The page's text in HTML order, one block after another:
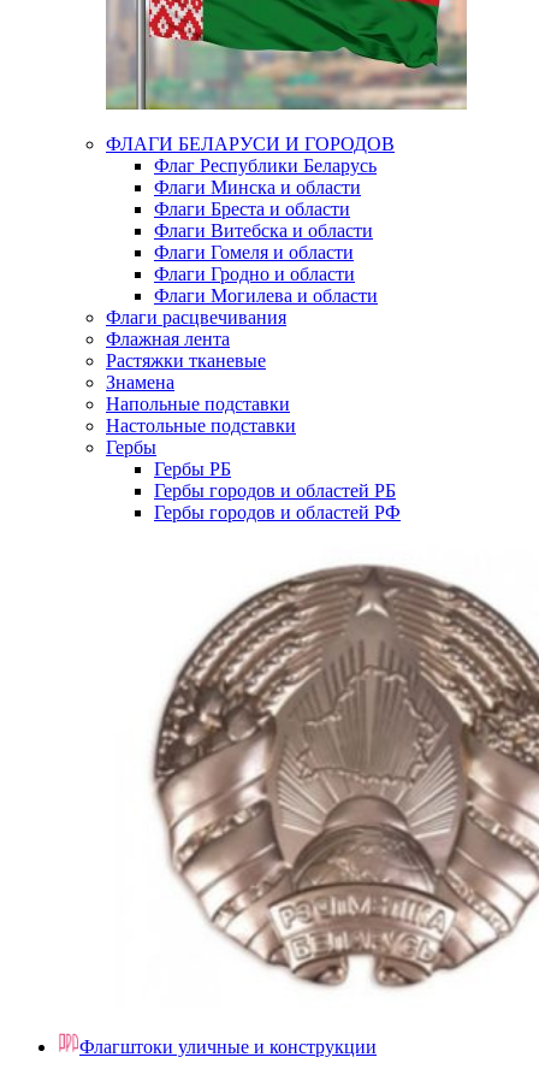
ФЛАГИ БЕЛАРУСИ И ГОРОДОВ
Флаг Республики Беларусь
Флаги Минска и области
Флаги Бреста и области
Флаги Витебска и области
Флаги Гомеля и области
Флаги Гродно и области
Флаги Могилева и области
Флаги расцвечивания
Флажная лента
Растяжки тканевые
Знамена
Напольные подставки
Настольные подставки
Гербы
Гербы РБ
Гербы городов и областей РБ
Гербы городов и областей РФ
Флагштоки уличные и конструкции